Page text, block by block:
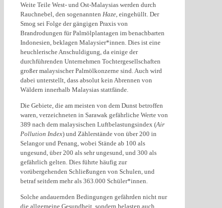
Weite Teile West- und Ost-Malaysias werden durch
Rauchnebel, den sogenannten Haze, eingehüllt. Der
Smog sei Folge der gängigen Praxis von
Brandrodungen für Palmölplantagen im benachbarten
Indonesien, beklagen Malaysier*innen. Dies ist eine
heuchlerische Anschuldigung, da einige der
durchführenden Unternehmen Tochtergesellschaften
großer malaysischer Palmölkonzerne sind. Auch wird
dabei unterstellt, dass absolut kein Abrennen von
Wäldern innerhalb Malaysias stattfände.
Die Gebiete, die am meisten von dem Dunst betroffen
waren, verzeichneten in Sarawak gefährliche Werte von
389 nach dem malaysischen Luftbelastungsindex (Air
Pollution Index) und Zählerstände von über 200 in
Selangor und Penang, wobei Stände ab 100 als
ungesund, über 200 als sehr ungesund, und 300 als
gefährlich gelten. Dies führte häufig zur
vorübergehenden Schließungen von Schulen, und
betraf seitdem mehr als 363.000 Schüler*innen.
Solche andauernden Bedingungen gefährden nicht nur
die allgemeine Gesundheit, sondern belasten auch